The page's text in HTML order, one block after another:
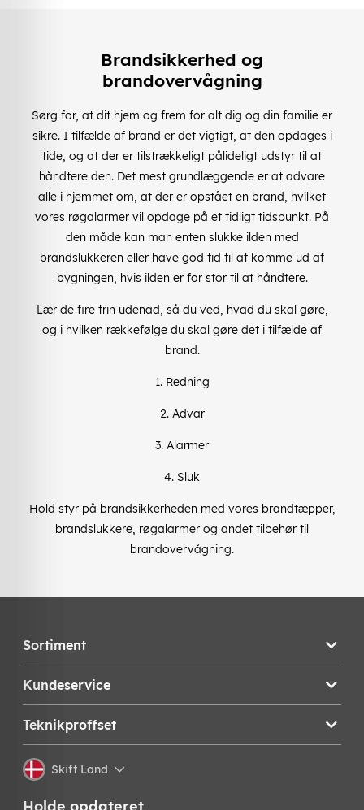
Brandsikkerhed og
brandovervågning
Sørg for, at dit hjem og frem for alt dig og din familie er
sikre. I tilfælde af brand er det vigtigt, at den opdages i
tide, og at der er tilstrækkeligt pålideligt udstyr til at
håndtere den. Det mest grundlæggende er at advare
alle i hjemmet om, at der er opstået en brand, hvilket
vores røgalarmer vil opdage på et tidligt tidspunkt. På
den måde kan man enten slukke ilden med
brandslukkeren eller have god tid til at komme ud af
bygningen, hvis ilden er for stor til at håndtere.
Lær de fire trin udenad, så du ved, hvad du skal gøre,
og i hvilken rækkefølge du skal gøre det i tilfælde af
brand.
1. Redning
2. Advar
3. Alarmer
4. Sluk
Hold styr på brandsikkerheden med vores brandtæpper,
brandslukkere, røgalarmer og andet tilbehør til
brandovervågning.
Sortiment
Kundeservice
Teknikproffset
Skift Land